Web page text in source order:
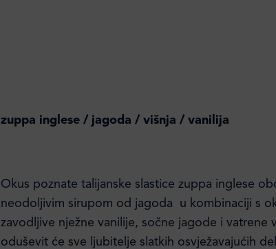
zuppa inglese / jagoda / višnja / vanilija
Okus poznate talijanske slastice zuppa inglese
neodoljivim sirupom od jagoda u kombinaciji s
zavodljive nježne vanilije, sočne jagode i vatrene
oduševit će sve ljubitelje slatkih osvježavajućih